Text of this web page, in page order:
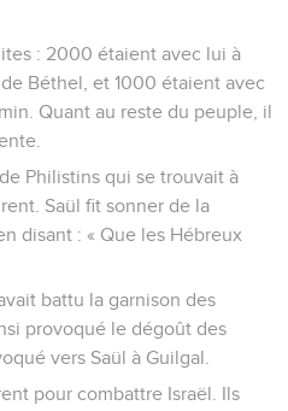
: 2000 étaient avec lui à
Béthel, et 1000 étaient avec
Quant au reste du peuple, il
Philistins qui se trouvait à
Saül fit sonner de la
disant : « Que les Hébreux
battu la garnison des
provoqué le dégoût des
vers Saül à Guilgal.
pour combattre Israël. Ils